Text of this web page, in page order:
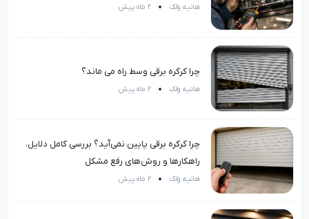
هانیه ولک 2 ماه پیش
چرا کرکره برقی وسط راه می ماند؟
هانیه ولک 2 ماه پیش
چرا کرکره برقی پایین نمی‌آید؟ بررسی کامل دلایل،
راهکارها و روش‌های رفع مشکل
هانیه ولک 2 ماه پیش